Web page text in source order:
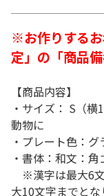
※お作りする
定」の「商品
【商品内容】
・サイズ： S（
動物に
・プレート色：
・書体：和文：
※漢字は最大6
大10文字までとな